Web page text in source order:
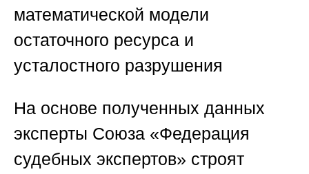
математической модели
остаточного ресурса и
усталостного разрушения
На основе полученных данных
эксперты Союза «Федерация
судебных экспертов» строят